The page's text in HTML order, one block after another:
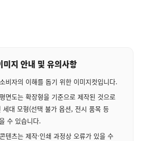
미지 안내 및 유의사항
비자의 이해를 돕기 위한 이미지컷입니다.
면도는 확장형을 기준으로 제작된 것으로
세대 모형(선택 불가 옵션, 전시 품목 등
수 있습니다.
텐츠는 제작·인쇄 과정상 오류가 있을 수